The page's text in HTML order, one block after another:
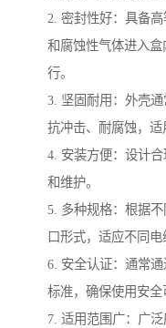
2. 密封性好：具备
和腐蚀性气体进入
行。
3. 坚固耐用：外壳通
抗冲击、耐腐蚀，适
4. 安装方便：设计
和维护。
5. 多种规格：根据
口形式，适应不同电
6. 安全认证：通常
标准，确保使用安全
7. 适用范围广：广